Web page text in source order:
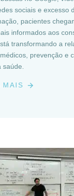
sociais e excesso
pacientes
informados aos
transformando a
prevenção e
saúde.
MAIS